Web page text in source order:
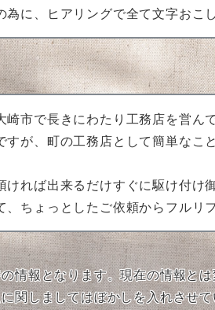
に、ヒアリングで全て文字おこ
崎市で長きにわたり工務店を営ん
すが、町の工務店として簡単なこ
れば出来るだけすぐに駆け付け御
ちょっとしたご依頼からフルリ
情報となります。現在の情報と
関しましてはぼかしを入れさせ